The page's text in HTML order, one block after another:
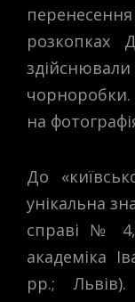
розкопках
на
До
унікальна
справі № 4,
академіка
рр.;